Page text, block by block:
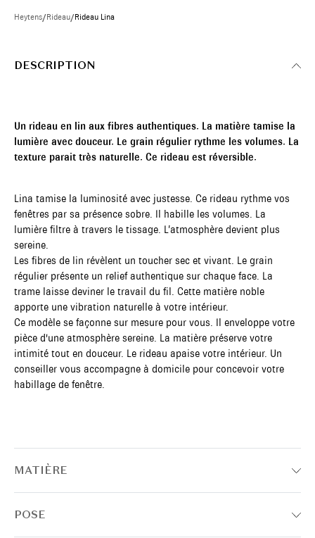
Heytens/Rideau/Rideau Lina
DESCRIPTION
Un rideau en lin aux fibres authentiques. La matière tamise la
lumière avec douceur. Le grain régulier rythme les volumes. La
texture parait très naturelle. Ce rideau est réversible.
Lina tamise la luminosité avec justesse. Ce rideau rythme vos
fenêtres par sa présence sobre. Il habille les volumes. La
lumière filtre à travers le tissage. L’atmosphère devient plus
sereine.
Les fibres de lin révèlent un toucher sec et vivant. Le grain
régulier présente un relief authentique sur chaque face. La
trame laisse deviner le travail du fil. Cette matière noble
apporte une vibration naturelle à votre intérieur.
Ce modèle se façonne sur mesure pour vous. Il enveloppe votre
pièce d'une atmosphère sereine. La matière préserve votre
intimité tout en douceur. Le rideau apaise votre intérieur. Un
conseiller vous accompagne à domicile pour concevoir votre
habillage de fenêtre.
MATIÈRE
POSE